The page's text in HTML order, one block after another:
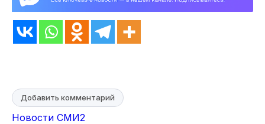
Добавить комментарий
Новости СМИ2